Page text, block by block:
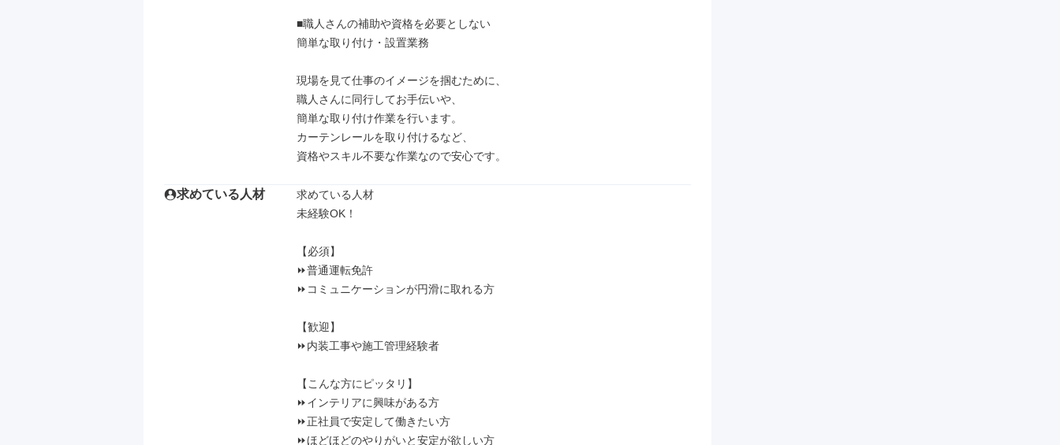
■職人さんの補助や資格を必要としない
簡単な取り付け・設置業務
現場を見て仕事のイメージを掴むために、
職人さんに同行してお手伝いや、
簡単な取り付け作業を行います。
カーテンレールを取り付けるなど、
資格やスキル不要な作業なので安心です。
求めている人材
求めている人材
未経験OK！
【必須】
⏩普通運転免許
⏩コミュニケーションが円滑に取れる方
【歓迎】
⏩内装工事や施工管理経験者
【こんな方にピッタリ】
⏩インテリアに興味がある方
⏩正社員で安定して働きたい方
⏩ほどほどのやりがいと安定が欲しい方